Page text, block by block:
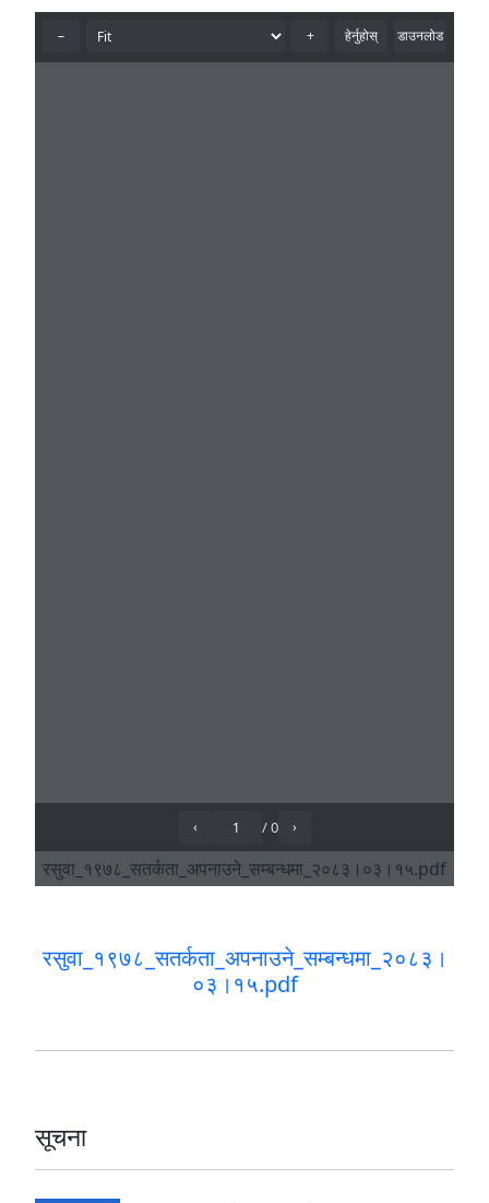
रसुवा_१९७८_सतर्कता_अपनाउने_सम्बन्धमा_२०८३।
०३।१५.pdf
सूचना